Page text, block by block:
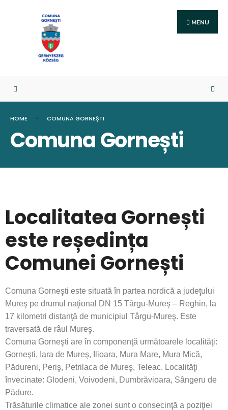
MENU
HOME COMUNA GORNEȘTI
Comuna Gornești
Localitatea Gornești
este reședința
Comunei Gornești
Comuna Gorneşti este situată în partea nordică a judeţului
Mureş pe drumul naţional DN 15 Târgu-Mureş – Reghin, la
17 kilometri distanţă de municipiul Târgu-Mureş. Este
traversată de râul Mureş.
Comuna Gorneşti are în componenţă următoarele localităţi:
Gorneşti, Iara de Mureş, Ilioara, Mura Mare, Mura Mică,
Pădureni, Periş, Petrilaca de Mureş, Teleac. Localităţi
învecinate: Glodeni, Voivodeni, Dumbrăvioara, Sângeru de
Pădure.
Trăsăturile climatice ale zonei sunt o consecinţă a poziţiei